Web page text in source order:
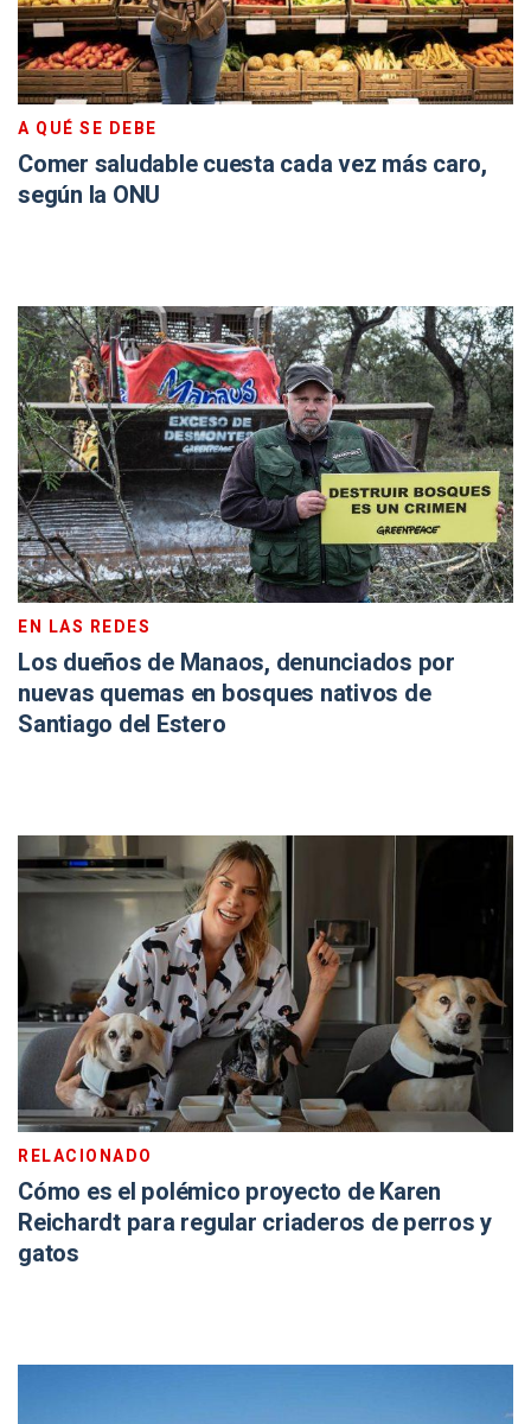
A QUÉ SE DEBE
Comer saludable cuesta cada vez más caro,
según la ONU
EN LAS REDES
Los dueños de Manaos, denunciados por
nuevas quemas en bosques nativos de
Santiago del Estero
RELACIONADO
Cómo es el polémico proyecto de Karen
Reichardt para regular criaderos de perros y
gatos